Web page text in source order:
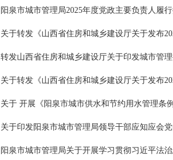
阳泉市城市管理局2025年度党政主要负责人履
关于转发《山西省住房和城乡建设厅关于发布
转发山西省住房和城乡建设厅关于印发城市管
关于转发《山西省住房和城乡建设厅关于发布
关于 开展《阳泉市城市供水和节约用水管理条
关于印发阳泉市城市管理局领导干部应知应会
阳泉市城市管理局关于开展学习贯彻习近平法